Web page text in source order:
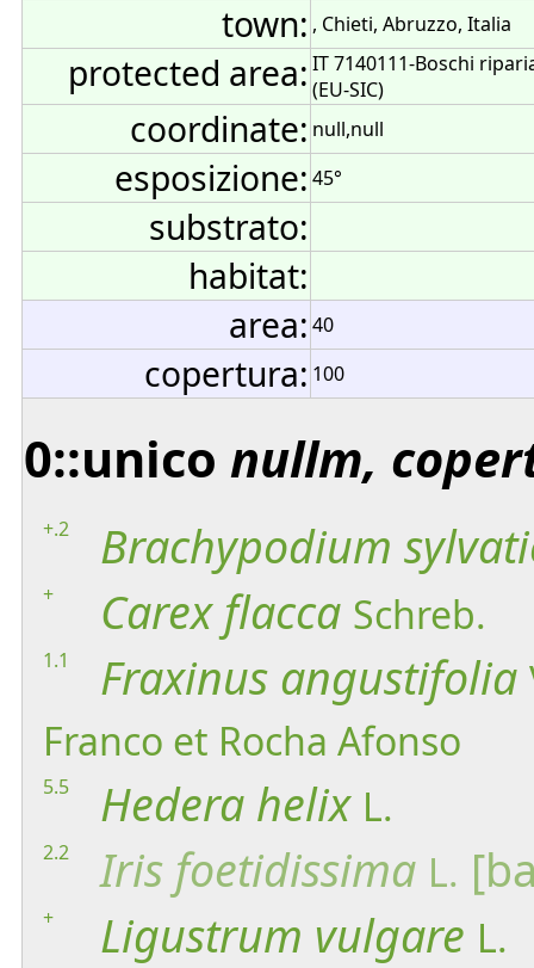
town: , Chieti, Abruzzo, Italia
protected area: IT 7140111-Boschi
(EU-SIC)
coordinate: null,null
esposizione: 45°
substrato:
habitat:
area: 40
copertura: 100
0::unico nullm,
+.2 Brachypodium
+ Carex flacca Schreb.
1.1 Fraxinus angustifolia
Franco et Rocha Afonso
5.5 Hedera helix L.
2.2 Iris foetidissima L.
+ Ligustrum vulgare L.